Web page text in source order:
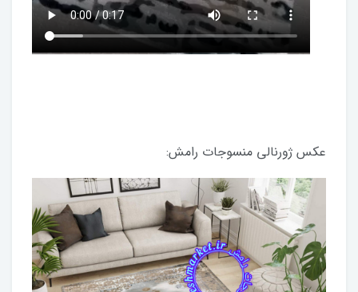
عکس ژورنالی منسوجات رامش: